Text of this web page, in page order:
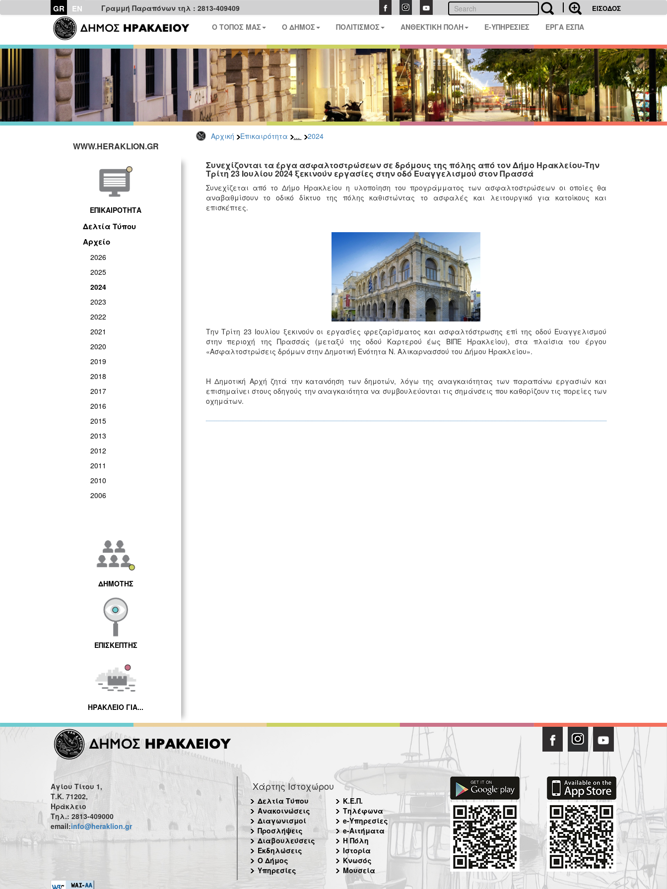
GR EN Γραμμή Παραπόνων τηλ : 2813-409409 ΕΙΣΟΔΟΣ
Ο ΤΟΠΟΣ ΜΑΣ Ο ΔΗΜΟΣ ΠΟΛΙΤΙΣΜΟΣ ΑΝΘΕΚΤΙΚΗ ΠΟΛΗ E-ΥΠΗΡΕΣΙΕΣ ΕΡΓΑ ΕΣΠΑ
Αρχική Επικαιρότητα ... 2024
WWW.HERAKLION.GR
ΕΠΙΚΑΙΡΟΤΗΤΑ
Δελτία Τύπου
Αρχείο
2026
2025
2024
2023
2022
2021
2020
2019
2018
2017
2016
2015
2013
2012
2011
2010
2006
ΔΗΜΟΤΗΣ
ΕΠΙΣΚΕΠΤΗΣ
ΗΡΑΚΛΕΙΟ ΓΙΑ...
Συνεχίζονται τα έργα ασφαλτοστρώσεων σε δρόμους της πόλης από τον Δήμο Ηρακλείου-Την
Τρίτη 23 Ιουλίου 2024 ξεκινούν εργασίες στην οδό Ευαγγελισμού στον Πρασσά
Συνεχίζεται από το Δήμο Ηρακλείου η υλοποίηση του προγράμματος των ασφαλτοστρώσεων οι οποίες θα
αναβαθμίσουν το οδικό δίκτυο της πόλης καθιστώντας το ασφαλές και λειτουργικό για κατοίκους και
επισκέπτες.
Την Τρίτη 23 Ιουλίου ξεκινούν οι εργασίες φρεζαρίσματος και ασφαλτόστρωσης επί της οδού Ευαγγελισμού
στην περιοχή της Πρασσάς (μεταξύ της οδού Καρτερού έως ΒΙΠΕ Ηρακλείου), στα πλαίσια του έργου
«Ασφαλτοστρώσεις δρόμων στην Δημοτική Ενότητα Ν. Αλικαρνασσού του Δήμου Ηρακλείου».
Η Δημοτική Αρχή ζητά την κατανόηση των δημοτών, λόγω της αναγκαιότητας των παραπάνω εργασιών και
επισημαίνει στους οδηγούς την αναγκαιότητα να συμβουλεύονται τις σημάνσεις που καθορίζουν τις πορείες των
οχημάτων.
Αγίου Τίτου 1,
Τ.Κ. 71202,
Ηράκλειο
Τηλ.: 2813-409000
email:info@heraklion.gr
Χάρτης Ιστοχώρου
Δελτία Τύπου
Ανακοινώσεις
Διαγωνισμοί
Προσλήψεις
Διαβουλεύσεις
Εκδηλώσεις
Ο Δήμος
Υπηρεσίες
Κ.Ε.Π.
Τηλέφωνα
e-Υπηρεσίες
e-Αιτήματα
Η Πόλη
Ιστορία
Κνωσός
Μουσεία